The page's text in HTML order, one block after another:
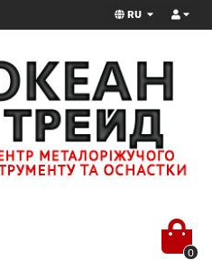
RU
0